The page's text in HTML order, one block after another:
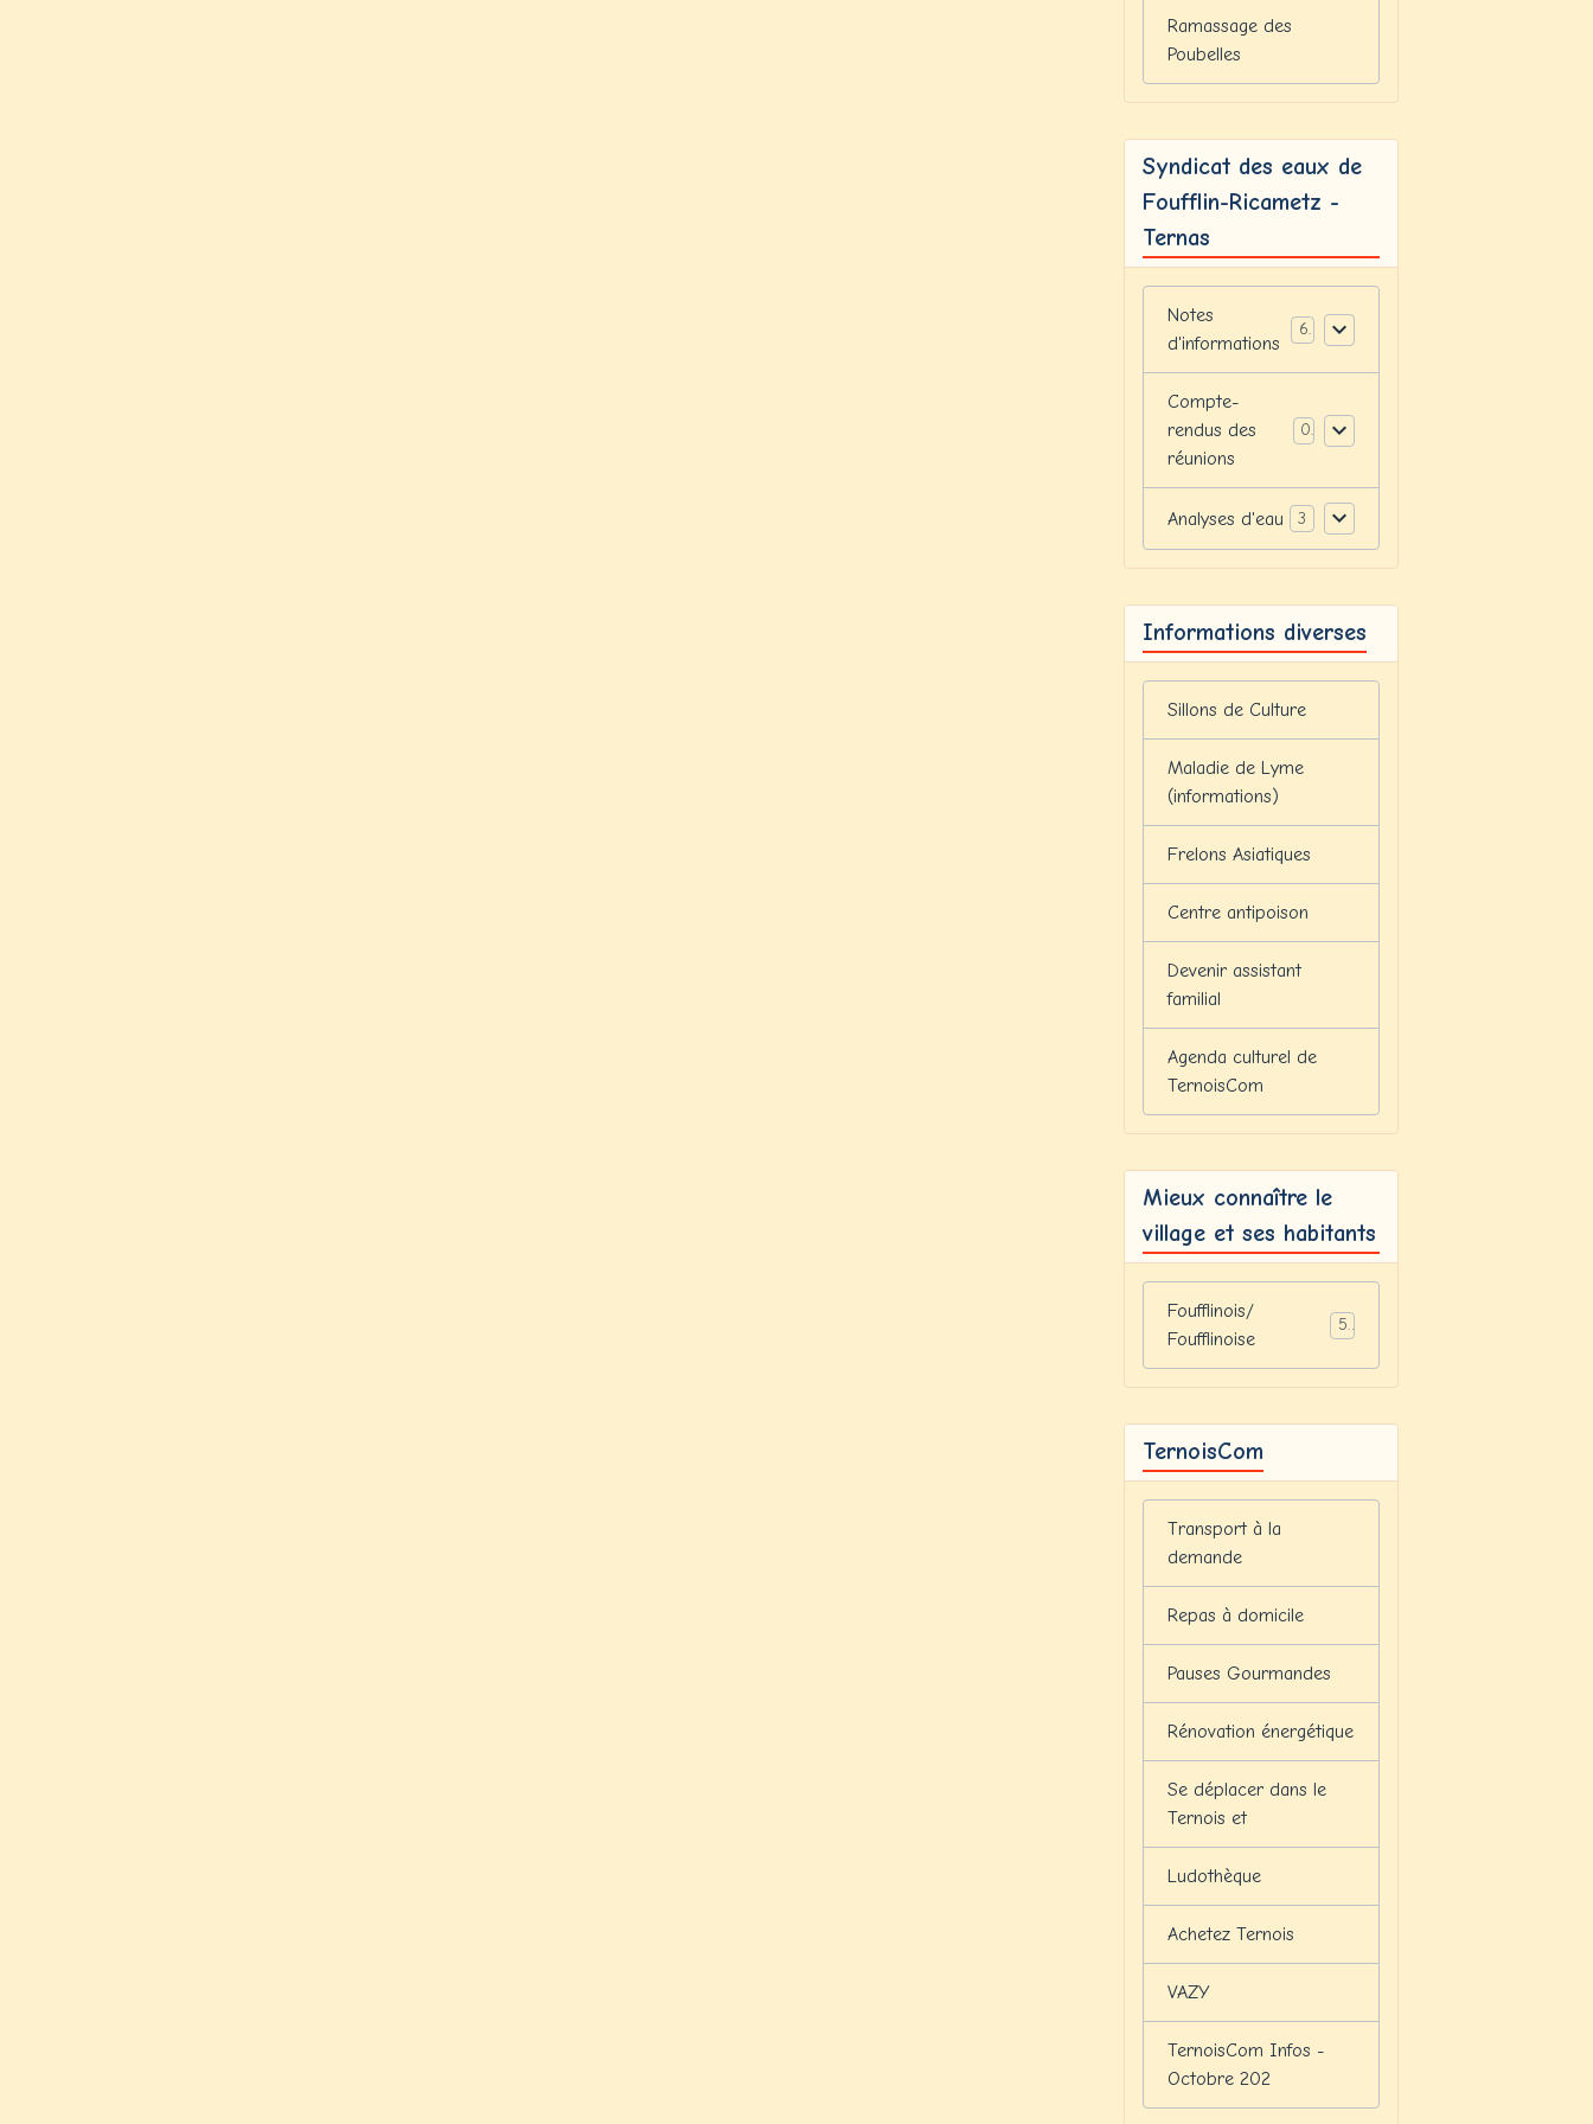
Ramassage des
Poubelles
Syndicat des eaux de
Foufflin-Ricametz -
Ternas
Notes
d'informations
6
Compte-
rendus des
réunions
0
Analyses d'eau 3
Informations diverses
Sillons de Culture
Maladie de Lyme
(informations)
Frelons Asiatiques
Centre antipoison
Devenir assistant
familial
Agenda culturel de
TernoisCom
Mieux connaître le
village et ses habitants
Foufflinois/
Foufflinoise
5
TernoisCom
Transport à la
demande
Repas à domicile
Pauses Gourmandes
Rénovation énergétique
Se déplacer dans le
Ternois et
Ludothèque
Achetez Ternois
VAZY
TernoisCom Infos -
Octobre 202